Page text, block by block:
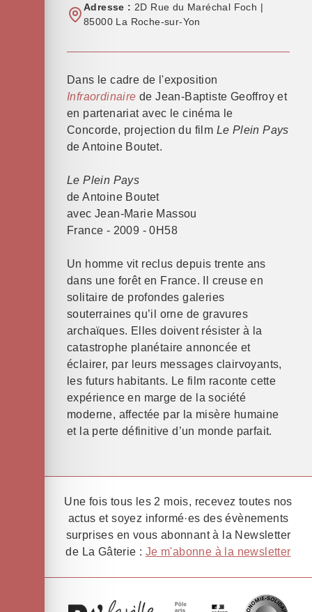
Adresse : 2D Rue du Maréchal Foch |
85000 La Roche-sur-Yon
Dans le cadre de l'exposition
Infraordinaire de Jean-Baptiste Geoffroy et
en partenariat avec le cinéma le
Concorde, projection du film Le Plein Pays
de Antoine Boutet.
Le Plein Pays
de Antoine Boutet
avec Jean-Marie Massou
France - 2009 - 0H58
Un homme vit reclus depuis trente ans
dans une forêt en France. Il creuse en
solitaire de profondes galeries
souterraines qu’il orne de gravures
archaïques. Elles doivent résister à la
catastrophe planétaire annoncée et
éclairer, par leurs messages clairvoyants,
les futurs habitants. Le film raconte cette
expérience en marge de la société
moderne, affectée par la misère humaine
et la perte définitive d’un monde parfait.
Une fois tous les 2 mois, recevez toutes nos
actus et soyez informé·es des évènements
surprises en vous abonnant à la Newsletter
de La Gâterie : Je m'abonne à la newsletter